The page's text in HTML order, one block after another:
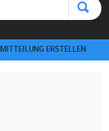
MITTEILUNG ERSTELLEN